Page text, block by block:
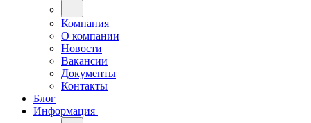
Компания
О компании
Новости
Вакансии
Документы
Контакты
Блог
Информация